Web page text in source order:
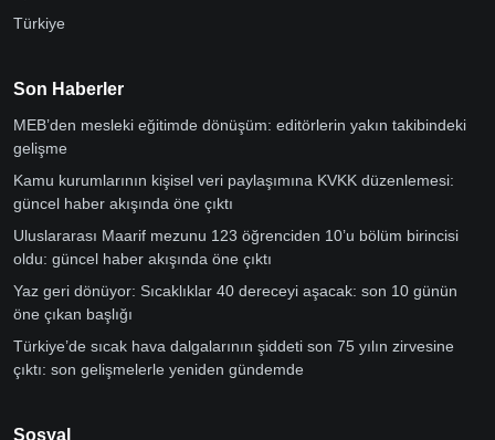
Türkiye
Son Haberler
MEB’den mesleki eğitimde dönüşüm: editörlerin yakın takibindeki
gelişme
Kamu kurumlarının kişisel veri paylaşımına KVKK düzenlemesi:
güncel haber akışında öne çıktı
Uluslararası Maarif mezunu 123 öğrenciden 10’u bölüm birincisi
oldu: güncel haber akışında öne çıktı
Yaz geri dönüyor: Sıcaklıklar 40 dereceyi aşacak: son 10 günün
öne çıkan başlığı
Türkiye’de sıcak hava dalgalarının şiddeti son 75 yılın zirvesine
çıktı: son gelişmelerle yeniden gündemde
Sosyal